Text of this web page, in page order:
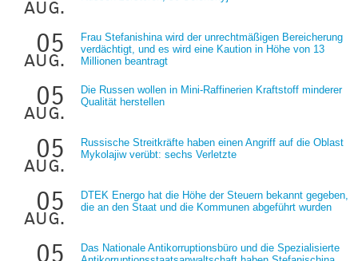
aug.
05
aug.
Frau Stefanishina wird der unrechtmäßigen Bereicherung
verdächtigt, und es wird eine Kaution in Höhe von 13
Millionen beantragt
05
aug.
Die Russen wollen in Mini-Raffinerien Kraftstoff minderer
Qualität herstellen
05
aug.
Russische Streitkräfte haben einen Angriff auf die Oblast
Mykolajiw verübt: sechs Verletzte
05
aug.
DTEK Energo hat die Höhe der Steuern bekannt gegeben,
die an den Staat und die Kommunen abgeführt wurden
05
Das Nationale Antikorruptionsbüro und die Spezialisierte